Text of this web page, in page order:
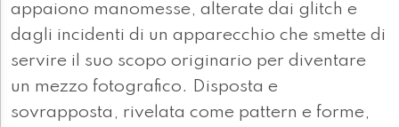
appaiono manomesse, alterate dai glitch e
dagli incidenti di un apparecchio che smette di
servire il suo scopo originario per diventare
un mezzo fotografico. Disposta e
sovrapposta, rivelata come pattern e forme,